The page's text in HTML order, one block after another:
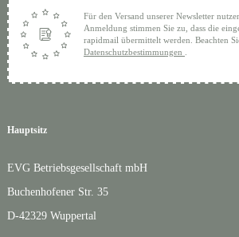
Hauptsitz
EVG Betriebsgesellschaft mbH
Buchenhofener Str. 35
D-42329 Wuppertal
Für den Versand unserer Newsletter
Anmeldung stimmen Sie zu, dass die
rapidmail übermittelt werden. Beachten
Datenschutzbestimmungen